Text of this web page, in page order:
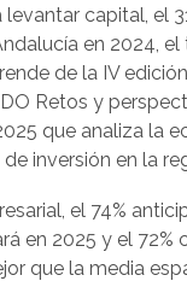
capital, el
en 2024,
de la IV
Retos y
que analiza la
inversión en la
el 74%
en 2025 y el 72%
que la media